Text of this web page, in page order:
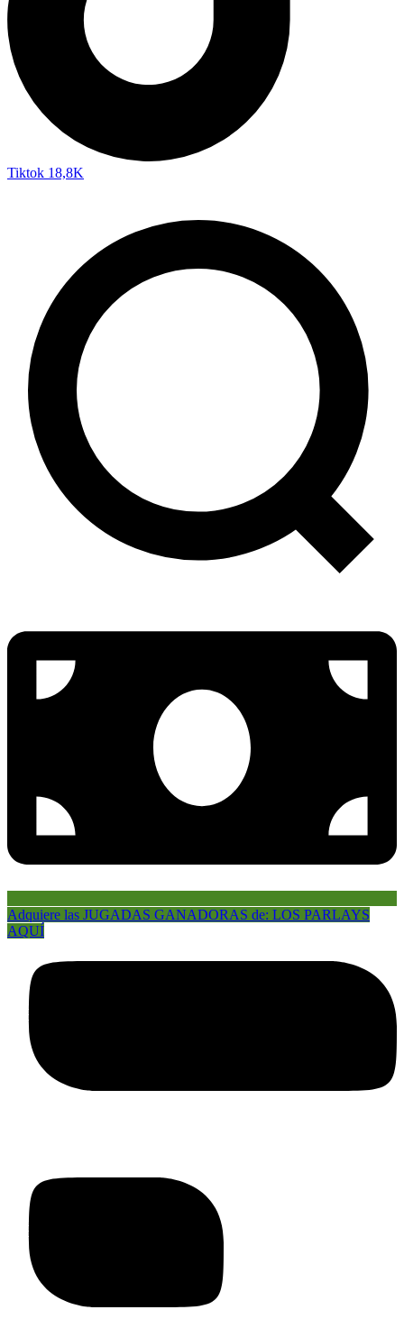
Tiktok 18,8K
Adquiere las JUGADAS GANADORAS de: LOS PARLAYS
AQUÍ